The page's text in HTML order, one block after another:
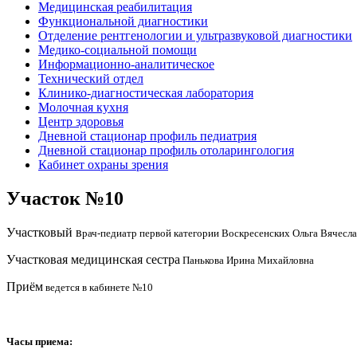
Медицинская реабилитация
Функциональной диагностики
Отделение рентгенологии и ультразвуковой диагностики
Медико-социальной помощи
Информационно-аналитическое
Технический отдел
Клинико-диагностическая лаборатория
Молочная кухня
Центр здоровья
Дневной стационар профиль педиатрия
Дневной стационар профиль отоларингология
Кабинет охраны зрения
Рыболовные катушки
Участок №10
Участковый врач-педиатр первой категории Воскресенских Ольга
Участковая медицинская сестра Панькова Ирина Михайловна
Приём ведется в кабинете №10
Часы приема: